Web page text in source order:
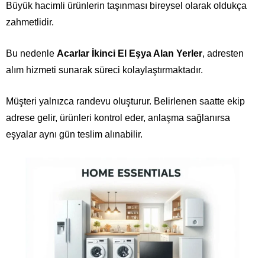
Büyük hacimli ürünlerin taşınması bireysel olarak oldukça
zahmetlidir.
Bu nedenle Acarlar İkinci El Eşya Alan Yerler, adresten
alım hizmeti sunarak süreci kolaylaştırmaktadır.
Müşteri yalnızca randevu oluşturur. Belirlenen saatte ekip
adrese gelir, ürünleri kontrol eder, anlaşma sağlanırsa
eşyalar aynı gün teslim alınabilir.